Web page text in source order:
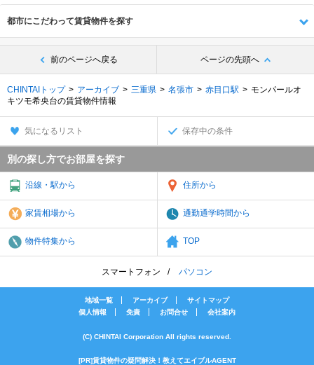
都市にこだわって賃貸物件を探す
前のページへ戻る ページの先頭へ
CHINTAIトップ アーカイブ 三重県 名張市 赤目口駅
モンパールオ
キツモ希央台の賃貸物件情報
気になるリスト 保存中の条件
別の探し方でお部屋を探す
沿線・駅から 住所から
家賃相場から 通勤通学時間から
物件特集から TOP
スマートフォン パソコン
地域一覧 アーカイブ
サイトマップ
個人情報
免責 お問合せ 会社案内
(C) CHINTAI Corporation All rights reserved.
[PR]賃貸物件の疑問解決！教えてエイブルAGENT